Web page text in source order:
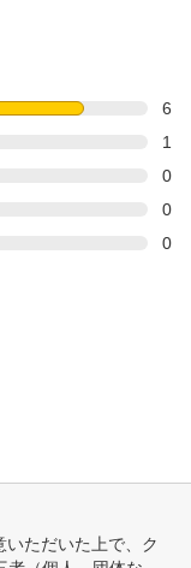
6
1
0
0
0
いただいた上で、ク